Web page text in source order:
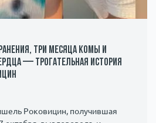
три месяца комы и
— трогательная история
Роковицин, получившая